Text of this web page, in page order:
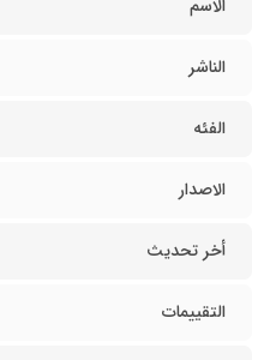
الاسم
الناشر
الفئه
الاصدار
أخر تحديث
التقييمات